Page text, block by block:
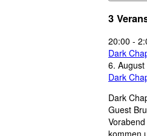
3
20:00 -
Dark
6.
Dark
Dark
Guest